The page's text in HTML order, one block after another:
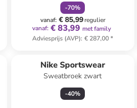
-70%
vanaf: € 85,99regulier
vanaf: € 83,99 met family
Adviesprijs (AVP): € 287,00*
Nike Sportswear
Sweatbroek zwart
-40%